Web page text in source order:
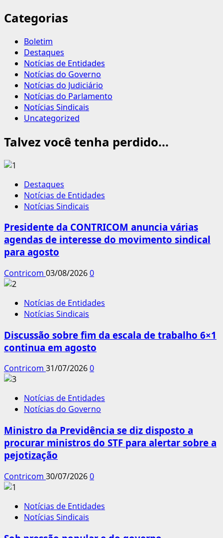
Categorias
Boletim
Destaques
Notícias de Entidades
Notícias do Governo
Notícias do Judiciário
Notícias do Parlamento
Notícias Sindicais
Uncategorized
Talvez você tenha perdido...
Destaques
Notícias de Entidades
Notícias Sindicais
Presidente da CONTRICOM anuncia várias
agendas de interesse do movimento sindical
para agosto
Contricom 03/08/20260
Notícias de Entidades
Notícias Sindicais
Discussão sobre fim da escala de trabalho 6×1
continua em agosto
Contricom 31/07/20260
Notícias de Entidades
Notícias do Governo
Ministro da Previdência se diz disposto a
procurar ministros do STF para alertar sobre a
pejotização
Contricom 30/07/20260
Notícias de Entidades
Notícias Sindicais